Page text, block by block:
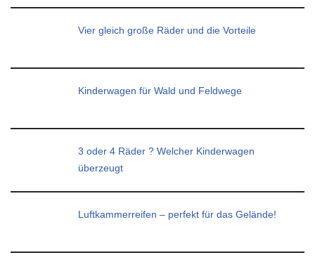
Vier gleich große Räder und die Vorteile
Kinderwagen für Wald und Feldwege
3 oder 4 Räder ? Welcher Kinderwagen
überzeugt
Luftkammerreifen – perfekt für das Gelände!